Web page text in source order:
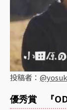
投稿者：
優秀賞 『